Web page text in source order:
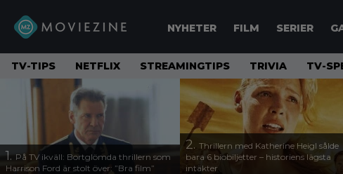
NYHETER FILM SERIER
TV-TIPS NETFLIX STREAMINGTIPS TRIVIA TV-
1. På TV ikväll: Bortglömda thrillern som
Harrison Ford är stolt över: ”Bra film”
2. Thrillern med Katherine Heigl sålde
bara 6 biobiljetter – historiens lägsta
intäkter